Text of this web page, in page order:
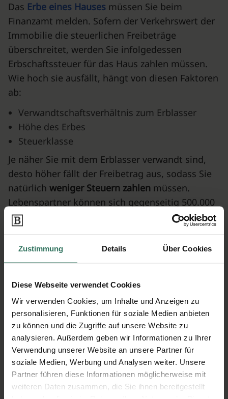
Zustimmung Details Über Cookies
Diese Webseite verwendet Cookies
Wir verwenden Cookies, um Inhalte und Anzeigen zu
personalisieren, Funktionen für soziale Medien anbieten
zu können und die Zugriffe auf unsere Website zu
analysieren. Außerdem geben wir Informationen zu Ihrer
Verwendung unserer Website an unsere Partner für
soziale Medien, Werbung und Analysen weiter. Unsere
Partner führen diese Informationen möglicherweise mit
weiteren Daten zusammen, die Sie ihnen bereitgestellt
Das Erbe eines Hauses müssen Sie beim
Finanzamt melden. Sofern der Verkehrswert der
Immobilie die steuerlichen Freibeträge
überschreitet, werden Sie infolgedessen
Erbschaftssteuer für das Haus zahlen müssen.
Wie hoch sie ausfällt, hängt von diesen Faktoren
ab:
Verwandtschaftsverhältnis zum Erblasser
Höhe des Erbes
Steuerklasse
Je näher Sie mit dem Erblasser verwandt sind,
desto höher fällt der Freibetrag aus, sodass Sie
natürlich weniger Steuern zahlen müssen.
Lebenspartner können sich gegenseitig 500.000
Euro vererben, ohne Erbschaftssteuer entrichten
zu müssen.
Kinder können von jedem ihrer Elternteile
400.000 € erben. Wenn gar kein
Verwandtschaftsverhältnis besteht, liegt der
Erbschaftssteuer auf das Haus kann entfallen,
wenn es sich um ein Familienheim mit großer
emotionaler Bedeutung handelt und der Erbe
selbst darin wohnen möchte. Das muss er aber
für mindestens zehn Jahre tun.